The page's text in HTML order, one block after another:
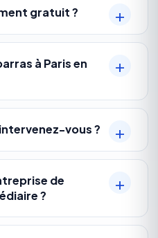
gratuit ?
à Paris en
vous ?
de
?